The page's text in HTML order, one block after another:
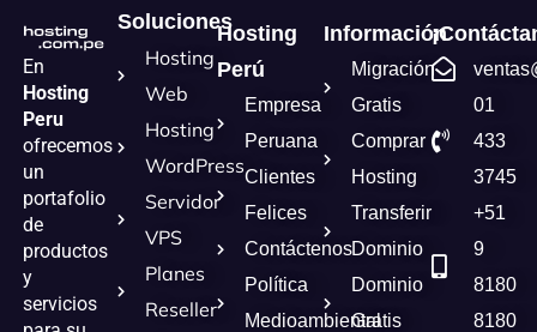
En
Hosting
Peru
ofrecemos
un
portafolio
de
productos
y
servicios
Soluciones
Hosting
Web
Hosting
WordPress
Servidor
VPS
Planes
Reseller
Hosting
Perú
Empresa
Peruana
Clientes
Felices
Contáctenos
Política
Medioambiental
Información
Migración
Gratis
Comprar
Hosting
Transferir
Dominio
Dominio
Gratis
01
433
3745
+51
9
8180
8180